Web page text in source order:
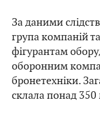
За даними
група компаній
фігурантам
оборонним
бронетехніки.
склала понад